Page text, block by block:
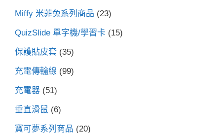
Miffy 米菲兔系列商品 (23)
QuizSlide 單字機/學習卡 (15)
保護貼皮套 (35)
充電傳輸線 (99)
充電器 (51)
垂直滑鼠 (6)
寶可夢系列商品 (20)